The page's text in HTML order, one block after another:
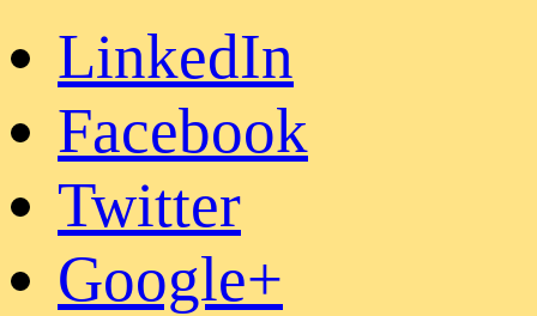
LinkedIn
Facebook
Twitter
Google+